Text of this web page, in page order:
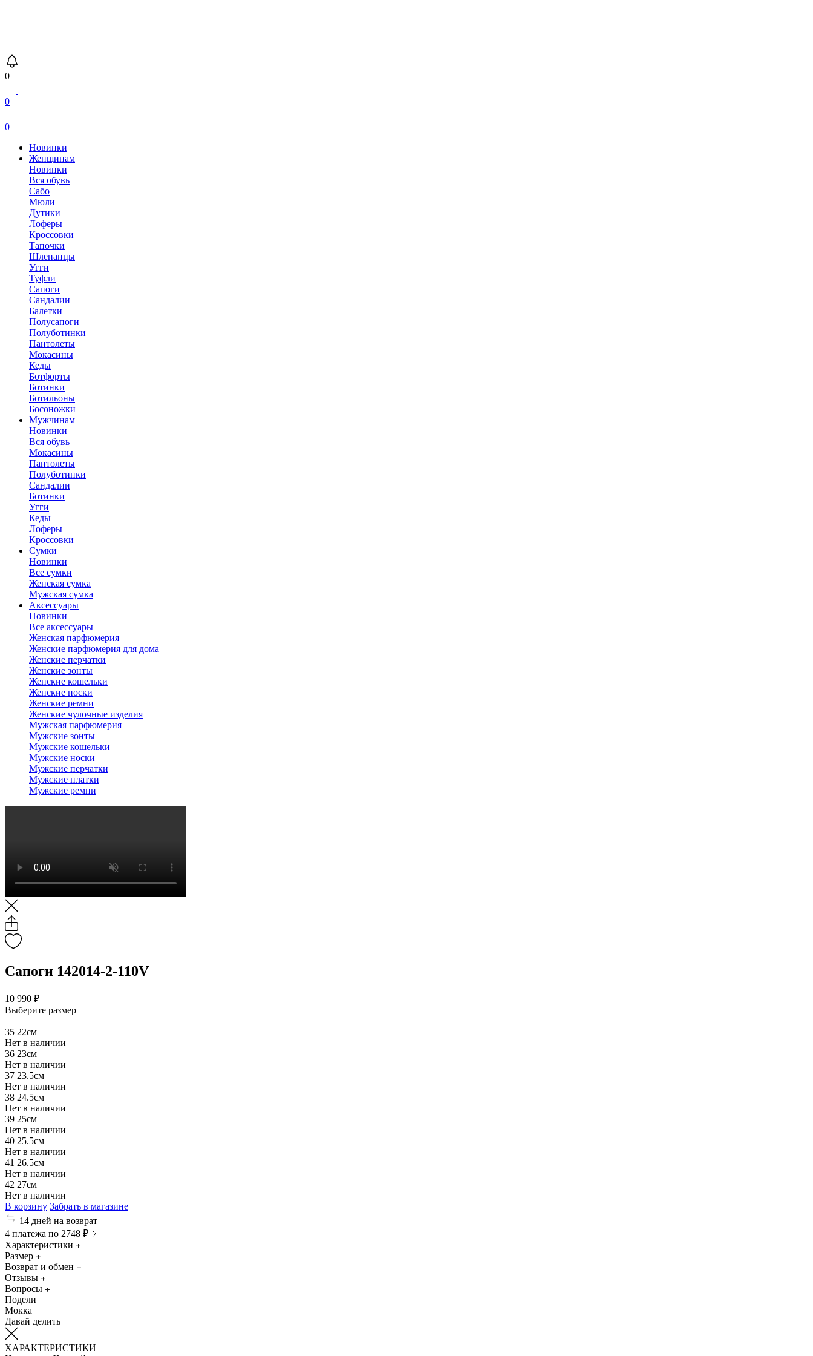
0
0
0
Новинки
Женщинам
Новинки
Вся обувь
Сабо
Мюли
Дутики
Лоферы
Кроссовки
Тапочки
Шлепанцы
Угги
Туфли
Сапоги
Сандалии
Балетки
Полусапоги
Полуботинки
Пантолеты
Мокасины
Кеды
Ботфорты
Ботинки
Ботильоны
Босоножки
Мужчинам
Новинки
Вся обувь
Мокасины
Пантолеты
Полуботинки
Сандалии
Ботинки
Угги
Кеды
Лоферы
Кроссовки
Сумки
Новинки
Все сумки
Женская сумка
Мужская сумка
Аксессуары
Новинки
Все аксессуары
Женская парфюмерия
Женские парфюмерия для дома
Женские перчатки
Женские зонты
Женские кошельки
Женские носки
Женские ремни
Женские чулочные изделия
Мужская парфюмерия
Мужские зонты
Мужские кошельки
Мужские носки
Мужские перчатки
Мужские платки
Мужские ремни
Сапоги 142014-2-110V
10 990 ₽
Выберите размер
35 22см
Нет в наличии
36 23см
Нет в наличии
37 23.5см
Нет в наличии
38 24.5см
Нет в наличии
39 25см
Нет в наличии
40 25.5см
Нет в наличии
41 26.5см
Нет в наличии
42 27см
Нет в наличии
В корзину Забрать в магазине
14 дней на возврат
4 платежа по 2748 ₽
Характеристики
Размер
Возврат и обмен
Отзывы
Вопросы
Подели
Мокка
Давай делить
ХАРАКТЕРИСТИКИ